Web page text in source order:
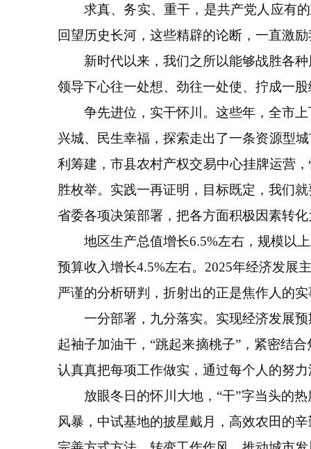
求真、务实、重干，是共产党人应有的
回望历史长河，这些精辟的论断，一直激
新时代以来，我们之所以能够战胜各种
领导下心往一处想、劲往一处使、拧成一
争先进位，实干怀川。这些年，全市上
兴城、民生幸福，探索走出了一条资源型
利筹建，市县农村产权交易中心挂牌运营
胜枚举。实践一再证明，目标既定，我们
省委各项决策部署，把各方面积极因素转
地区生产总值增长6.5%左右，规模以上
预算收入增长4.5%左右。2025年经济发展
严谨的分析研判，折射出的正是焦作人的
一分部署，九分落实。实现经济发展预
起袖子加油干，“跳起来摘桃子”，紧密结
认真真把每项工作做实，通过每个人的努
放眼冬日的怀川大地，“干”字当头的热
风暴，中试基地的披星戴月，高效农田的